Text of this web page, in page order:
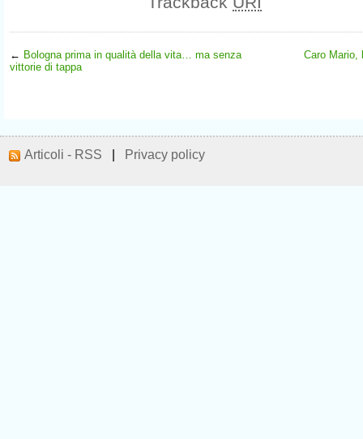
← Bologna prima in qualità della vita… ma senza
vittorie di tappa
Caro Mario,
Articoli - RSS Privacy policy